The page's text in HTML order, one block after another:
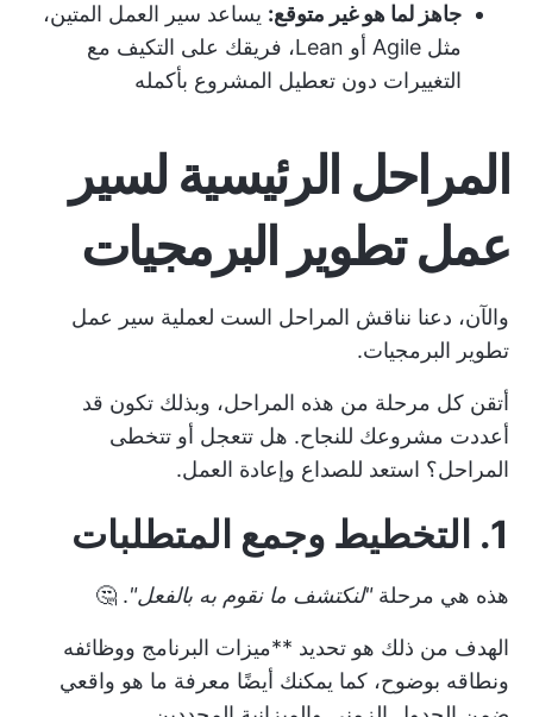
جاهز لما هو غير متوقع: يساعد سير العمل المتين،
مثل Agile أو Lean، فريقك على التكيف مع
التغييرات دون تعطيل المشروع بأكمله
المراحل الرئيسية لسير
عمل تطوير البرمجيات
والآن، دعنا نناقش المراحل الست لعملية سير عمل
تطوير البرمجيات.
أتقن كل مرحلة من هذه المراحل، وبذلك تكون قد
أعددت مشروعك للنجاح. هل تتعجل أو تتخطى
المراحل؟ استعد للصداع وإعادة العمل.
1. التخطيط وجمع المتطلبات
هذه هي مرحلة"لنكتشف ما نقوم به بالفعل". 🤔
الهدف من ذلك هو تحديد **ميزات البرنامج ووظائفه
ونطاقه بوضوح، كما يمكنك أيضًا معرفة ما هو واقعي